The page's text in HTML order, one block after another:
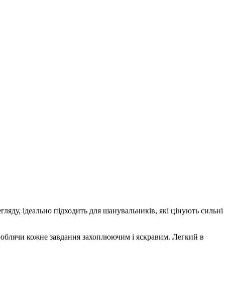
ідеально підходить для шанувальників, які цінують сильні
кожне завдання захоплюючим і яскравим. Легкий в